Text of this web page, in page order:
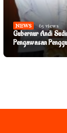
NEWS 65 views
Gubernur Andi
Pengawasan
NEWS 58 views
Sekda Jufri
Tahun 2026